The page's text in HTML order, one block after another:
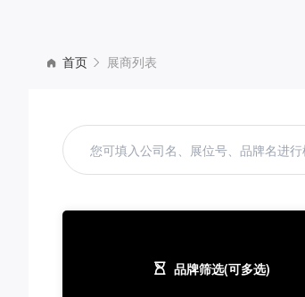
首页 展商列表
品牌筛选(可多选)